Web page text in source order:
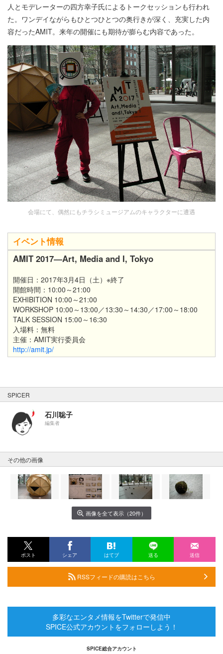
人とモデレーターの四方幸子氏によるトークセッションも行われ
た。ワンデイながらもひとつひとつの奥行きが深く、充実した内
容だったAMIT。来年の開催にも期待が膨らむ内容であった。
会場にて、偶然にもチラシミュージアムのキャラクターに遭遇
イベント情報
AMIT 2017―Art, Media and I, Tokyo
開催日：2017年3月4日（土）※終了
開館時間：10:00～21:00
EXHIBITION 10:00～21:00
WORKSHOP 10:00～13:00／13:30～14:30／17:00～18:00
TALK SESSION 15:00～16:30
入場料：無料
主催：AMIT実行委員会
http://amit.jp/
SPICER
石川聡子
編集者
その他の画像
画像を全て表示（20件）
ポスト シェア はてブ 送る 送信
RSSフィードの購読はこちら
多彩なエンタメ情報をTwitterで発信中
SPICE公式アカウントをフォローしよう！
SPICE総合アカウント